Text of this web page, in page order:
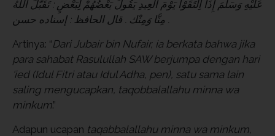
عَلَيْهِ وَسَلَّمَ إِذَا اِلْتَقَوْا يَوْمَ الْعِيدِ يَقُولُ بَعْضُهُمْ لِبَعْضٍ : تَقَبَّلَ اللَّهُ
مِنَّا وَمِنْك . قال الحافظ : إسناده حسن .
Artinya: “Dari Jubair bin Nufair, ia berkata bahwa jika
para sahabat Rasulullah SAW berjumpa dengan hari
‘ied (Idul Fitri atau Idul Adha, pen), satu sama lain
saling mengucapkan, taqobbalallahu minna wa
minkum.”
Adapun ucapan taqabbalallahu minna wa minkum,